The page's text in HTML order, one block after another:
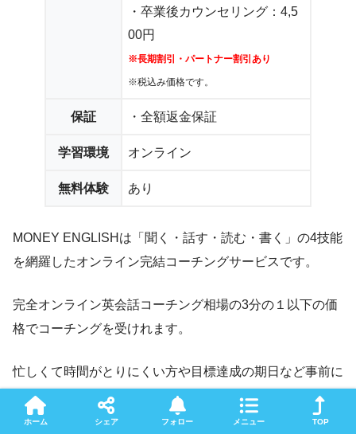
・卒業後カウンセリング：4,5
00円
※長期割引・パートナー割引あり
※税込み価格です。
保証 ・全額返金保証
学習環境 オンライン
無料体験 あり
MONEY ENGLISHは「聞く・話す・読む・書く」の4技能
を網羅したオンライン完結コーチングサービスです。
完全オンライン英会話コーチング相場の3分の１以下の価
格でコーチングを受けれます。
忙しくて時間がとりにくい方や目標達成の期日など事前に
ヒヤリングした上で学習プランを提案します。
受講期間も目的に合わせて決めれるのも費用を抑えながら
ホーム シェア フォロー メニュー TOP